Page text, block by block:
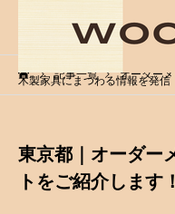
木製家具にまつわる情報を発信
記事一覧 オーダーメ
東京都｜オーダー
トをご紹介します！